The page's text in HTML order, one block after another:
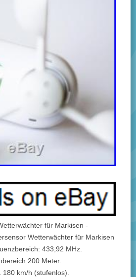
für Markisen -
Wetterwächter für Markisen
433,92 MHz.
200 Meter.
km/h (stufenlos).